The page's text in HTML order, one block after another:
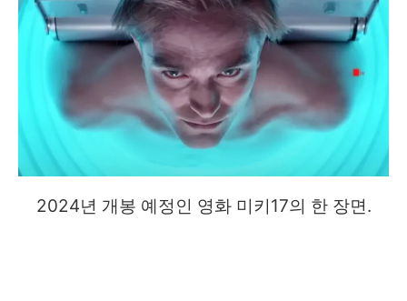
2024년 개봉 예정인 영화 미키17의 한 장면.